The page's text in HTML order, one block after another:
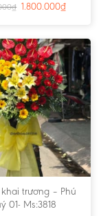
₫ 1.800.000₫
trương – Phú
01- Ms:3818